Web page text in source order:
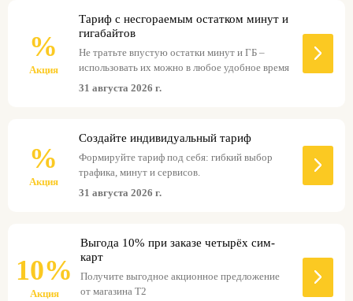
%
Акция
Тариф с несгораемым остатком минут и
гигабайтов
Не тратьте впустую остатки минут и ГБ –
использовать их можно в любое удобное время
31 августа 2026 г.
%
Акция
Создайте индивидуальный тариф
Формируйте тариф под себя: гибкий выбор
трафика, минут и сервисов.
31 августа 2026 г.
10%
Акция
Выгода 10% при заказе четырёх сим-
карт
Получите выгодное акционное предложение
от магазина Т2